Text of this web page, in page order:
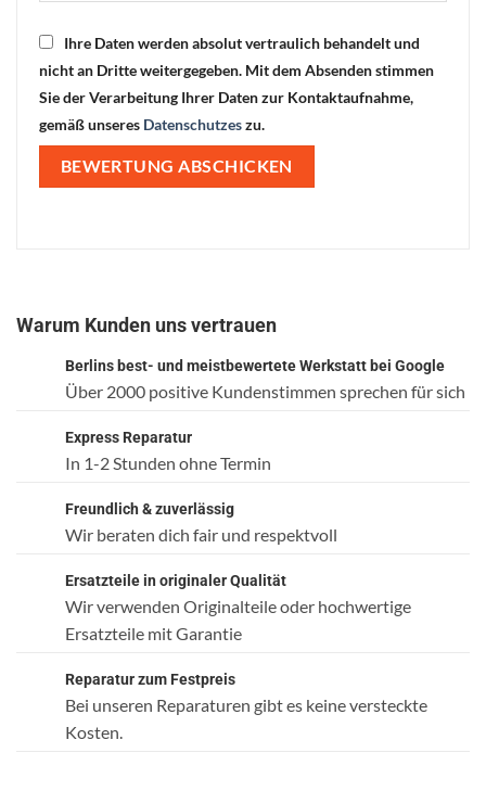
Ihre Daten werden absolut vertraulich behandelt und
nicht an Dritte weitergegeben. Mit dem Absenden stimmen
Sie der Verarbeitung Ihrer Daten zur Kontaktaufnahme,
gemäß unseres Datenschutzeszu.
Warum Kunden uns vertrauen
Berlins best- und meistbewertete Werkstatt bei Google
Über 2000 positive Kundenstimmen sprechen für sich
Express Reparatur
In 1-2 Stunden ohne Termin
Freundlich & zuverlässig
Wir beraten dich fair und respektvoll
Ersatzteile in originaler Qualität
Wir verwenden Originalteile oder hochwertige
Ersatzteile mit Garantie
Reparatur zum Festpreis
Bei unseren Reparaturen gibt es keine versteckte
Kosten.